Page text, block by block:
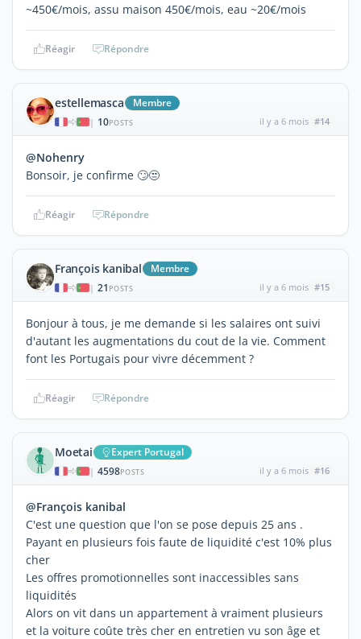
~450€/mois, assu maison 450€/mois, eau ~20€/mois
Réagir Répondre
estellemasca Membre
| 10POSTS il y a 6 mois #14
@Nohenry
Bonsoir, je confirme 🙄😒
Réagir Répondre
François kanibal Membre
| 21 POSTS il y a 6 mois #15
Bonjour à tous, je me demande si les salaires ont suivi
d'autant les augmentations du cout de la vie. Comment
font les Portugais pour vivre décemment ?
Réagir Répondre
Moetai Expert Portugal
| 4598POSTS il y a 6 mois #16
@François kanibal
C'est une question que l'on se pose depuis 25 ans .
Payant en plusieurs fois faute de liquidité c'est 10% plus
cher
Les offres promotionnelles sont inaccessibles sans
liquidités
Alors on vit dans un appartement à vraiment plusieurs
et la voiture coûte très cher en entretien vu son âge et